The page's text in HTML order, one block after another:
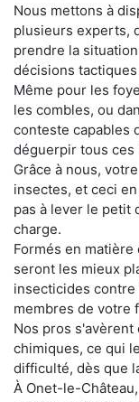
Nous mettons à
plusieurs experts,
prendre la
décisions
Même pour les
les combles, ou
conteste capables
déguerpir tous ces
Grâce à nous,
insectes, et ceci
pas à lever le petit
charge.
Formés en
seront les mieux
insecticides contre
membres de votre
Nos pros
chimiques, ce qui
difficulté, dès que
À Onet-le-